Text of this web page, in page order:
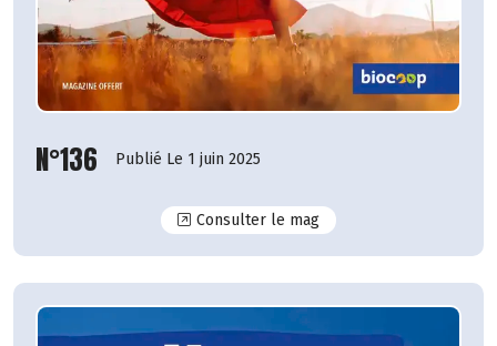
N°136 Publié Le 1 juin 2025
Consulter le magN°136